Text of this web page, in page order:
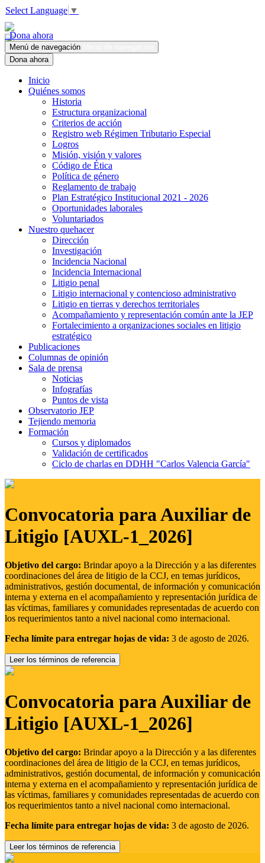
Select Language ▼
Dona ahora
Menú de navegación
Dona ahora
Inicio
Quiénes somos
Historia
Estructura organizacional
Criterios de acción
Registro web Régimen Tributario Especial
Logros
Misión, visión y valores
Código de Ética
Política de género
Reglamento de trabajo
Plan Estratégico Institucional 2021 - 2026
Oportunidades laborales
Voluntariados
Nuestro quehacer
Dirección
Investigación
Incidencia Nacional
Incidencia Internacional
Litigio penal
Litigio internacional y contencioso administrativo
Litigio en tierras y derechos territoriales
Acompañamiento y representación común ante la JEP
Fortalecimiento a organizaciones sociales en litigio
estratégico
Publicaciones
Columnas de opinión
Sala de prensa
Noticias
Infografías
Puntos de vista
Observatorio JEP
Tejiendo memoria
Formación
Cursos y diplomados
Validación de certificados
Ciclo de charlas en DDHH "Carlos Valencia García"
Convocatoria para Auxiliar de
Litigio [AUXL-1_2026]
Objetivo del cargo: Brindar apoyo a la Dirección y a las diferentes
coordinaciones del área de litigio de la CCJ, en temas jurídicos,
administrativos, gestión documental, de información y comunicación
interna y externa en el acompañamiento y representación jurídica de
las víctimas, familiares y comunidades representadas de acuerdo con
los requerimientos tanto a nivel nacional como internacional.
Fecha límite para entregar hojas de vida: 3 de agosto de 2026.
Leer los términos de referencia
Convocatoria para Auxiliar de
Litigio [AUXL-1_2026]
Objetivo del cargo: Brindar apoyo a la Dirección y a las diferentes
coordinaciones del área de litigio de la CCJ, en temas jurídicos,
administrativos, gestión documental, de información y comunicación
interna y externa en el acompañamiento y representación jurídica de
las víctimas, familiares y comunidades representadas de acuerdo con
los requerimientos tanto a nivel nacional como internacional.
Fecha límite para entregar hojas de vida: 3 de agosto de 2026.
Leer los términos de referencia